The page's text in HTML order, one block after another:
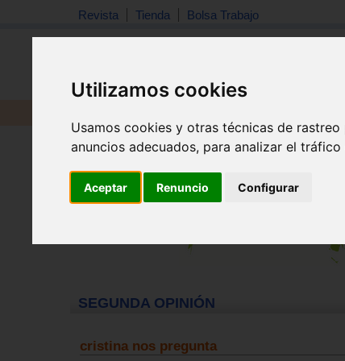
Utilizamos cookies
Usamos cookies y otras técnicas de
anuncios adecuados, para analizar el
Aceptar Renuncio Configurar
Revista Tienda Bolsa Trabajo
Inicio>Segunda opinion
SEGUNDA OPINIÓN
cristina nos pregunta